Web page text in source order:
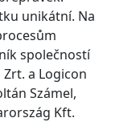
unikátní. Na
společností
a Logicon
Számel,
Kft.